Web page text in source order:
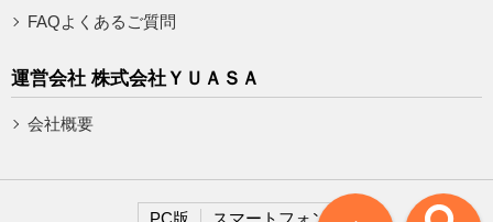
FAQよくあるご質問
運営会社 株式会社ＹＵＡＳＡ
会社概要
PC版 スマートフォン版